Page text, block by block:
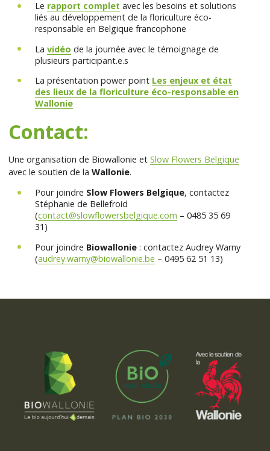
Le rapport complet avec les besoins et solutions
liés au développement de la floriculture éco-
responsable en Belgique francophone
La vidéo de la journée avec le témoignage de
plusieurs participant.e.s
La présentation power point Les enjeux et état
des lieux de la floriculture éco-responsable en
Wallonie
Contact:
Une organisation de Biowallonie etSlow Flowers Belgique
avec le soutien de laWallonie.
Pour joindre Slow Flowers Belgique, contactez
Stéphanie de Bellefroid
(contact@slowflowersbelgique.com – 0485 35 69
31)
Pour joindre Biowallonie: contactez Audrey Warny
(audrey.warny@biowallonie.be – 0495 62 51 13)